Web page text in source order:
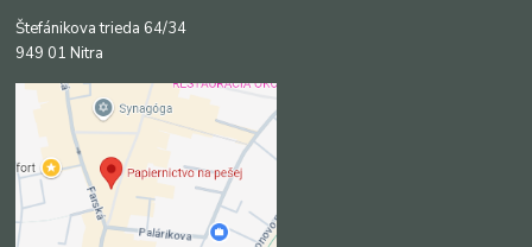
Štefánikova trieda 64/34
949 01 Nitra